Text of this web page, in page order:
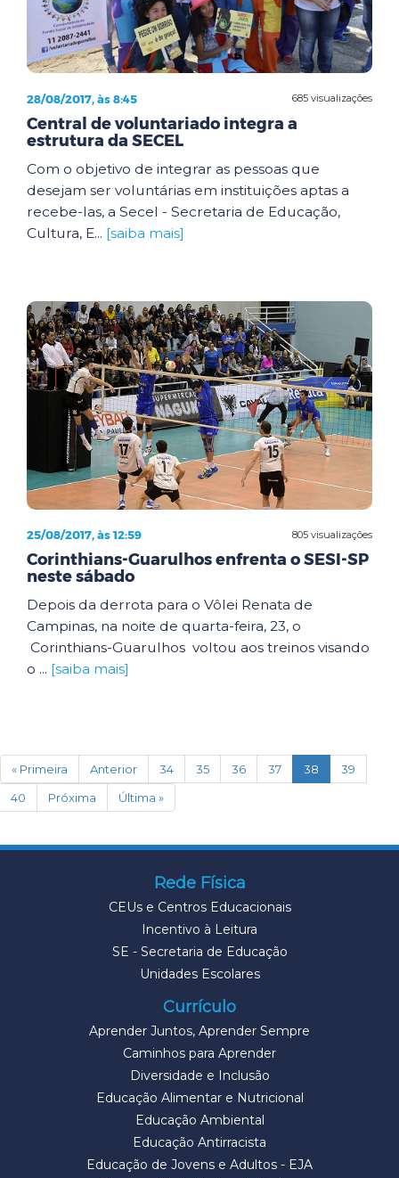
685 visualizações
28/08/2017, às 8:45
Central de voluntariado integra a
estrutura da SECEL
Com o objetivo de integrar as pessoas que
desejam ser voluntárias em instituições aptas a
recebe-las, a Secel - Secretaria de Educação,
Cultura, E... [saiba mais]
805 visualizações
25/08/2017, às 12:59
Corinthians-Guarulhos enfrenta o SESI-SP
neste sábado
Depois da derrota para o Vôlei Renata de
Campinas, na noite de quarta-feira, 23, o
Corinthians-Guarulhos voltou aos treinos visando
o ... [saiba mais]
« Primeira Anterior 34 35 36 37 38 (current)
39
40
Próxima Última »
Rede Física
CEUs e Centros Educacionais
Incentivo à Leitura
SE - Secretaria de Educação
Unidades Escolares
Currículo
Aprender Juntos, Aprender Sempre
Caminhos para Aprender
Diversidade e Inclusão
Educação Alimentar e Nutricional
Educação Ambiental
Educação Antirracista
Educação de Jovens e Adultos - EJA